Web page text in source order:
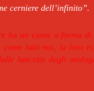
cerniere dell’infinito”.
ha un cuore a forma di
tutti noi, la loro
lancette degli